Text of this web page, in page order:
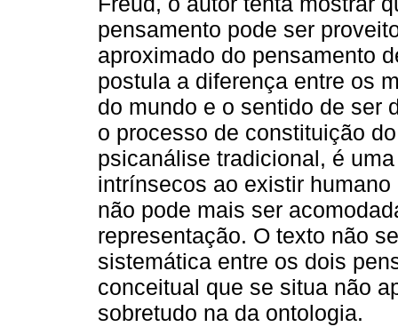
pensamento pode ser
aproximado do pensamento
postula a diferença entre os
do mundo e o sentido de ser
o processo de constituição
psicanálise tradicional, é
intrínsecos ao existir
não pode mais ser
representação. O texto não
sistemática entre os dois
conceitual que se situa não
sobretudo na da ontologia.